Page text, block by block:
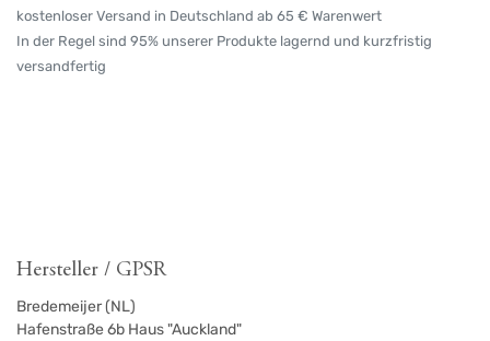
kostenloser Versand in Deutschland ab 65 € Warenwert
In der Regel sind 95% unserer Produkte lagernd und kurzfristig
versandfertig
Hersteller / GPSR
Bredemeijer (NL)
Hafenstraße 6b Haus "Auckland"